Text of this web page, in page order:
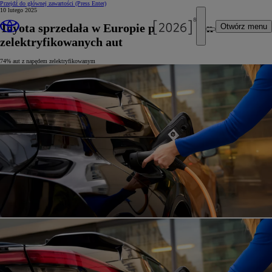
Przejdź do głównej zawartości (Press Enter)
Otwórz menu
10 lutego 2025
Toyota sprzedała w Europie ponad 6 mln
zelektryfikowanych aut
74% aut z napędem zelektryfikowanym